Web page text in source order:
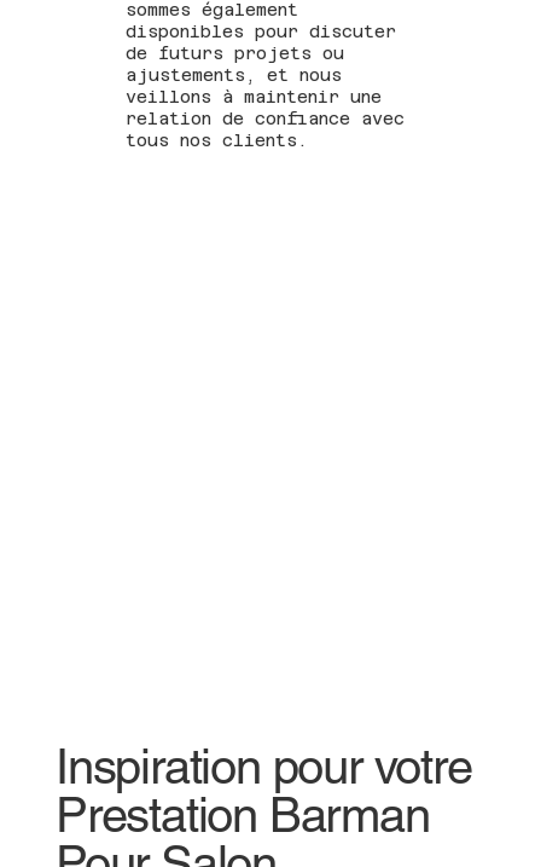
sommes également
disponibles pour discuter
de futurs projets ou
ajustements, et nous
veillons à maintenir une
relation de confiance avec
tous nos clients.
Inspiration pour votre
Prestation Barman